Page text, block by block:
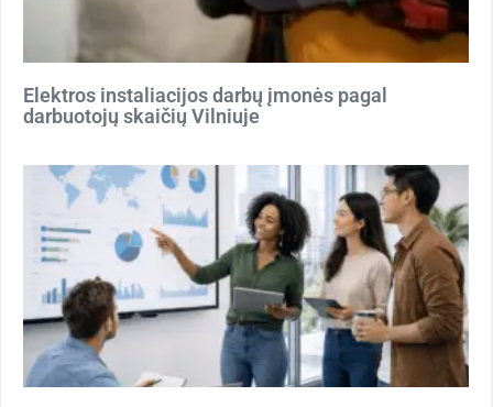
Elektros instaliacijos darbų įmonės pagal
darbuotojų skaičių Vilniuje